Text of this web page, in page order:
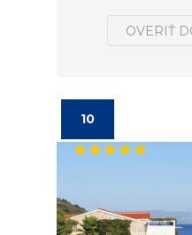
OVERIŤ
10